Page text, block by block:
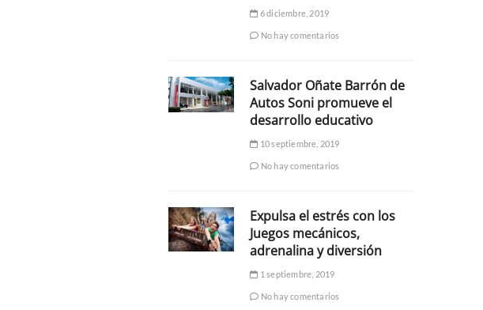
6 diciembre, 2019
No hay comentarios
Salvador Oñate Barrón de
Autos Soni promueve el
desarrollo educativo
10 septiembre, 2019
No hay comentarios
Expulsa el estrés con los
Juegos mecánicos,
adrenalina y diversión
1 septiembre, 2019
No hay comentarios